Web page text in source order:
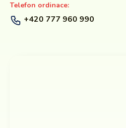
Telefon ordinace:
+420 777 960 990